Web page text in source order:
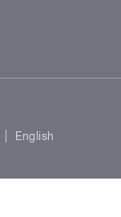
English